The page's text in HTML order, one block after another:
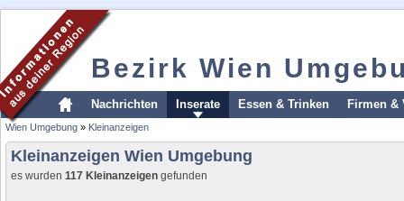
Bezirk Wien
Nachrichten Inserate Essen & Trinken Firmen &
Wien Umgebung » Kleinanzeigen
Kleinanzeigen Wien Umgebung
es wurden 117 Kleinanzeigen gefunden